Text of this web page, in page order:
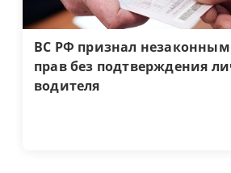
ВС РФ признал
прав без подтверждения
водителя